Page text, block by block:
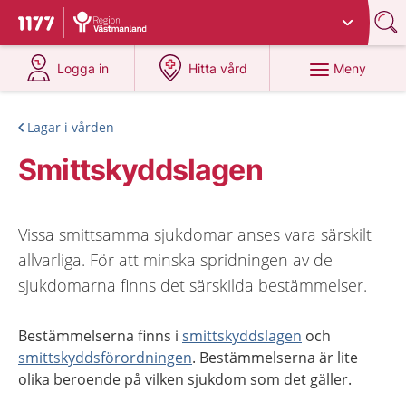
Till startsidan för 1177
Du har valt region
Logga in
på 1177.se
Hitta vård
på 1177.se
Meny
Lagar i vården
Smittskyddslagen
Vissa smittsamma sjukdomar anses vara särskilt
allvarliga. För att minska spridningen av de
sjukdomarna finns det särskilda bestämmelser.
Bestämmelserna finns i smittskyddslagen och
smittskyddsförordningen. Bestämmelserna är lite
olika beroende på vilken sjukdom som det gäller.